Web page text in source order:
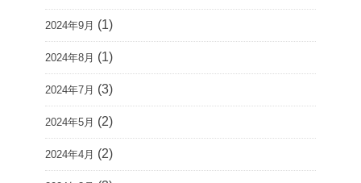
2024年9月 (1)
2024年8月 (1)
2024年7月 (3)
2024年5月 (2)
2024年4月 (2)